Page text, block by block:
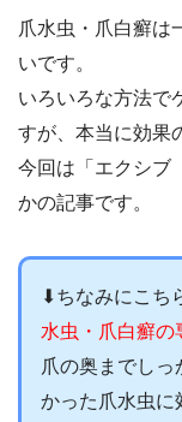
爪水虫・爪白癬は
いです。
いろいろな方法で
すが、本当に効果
今回は「エクシブ
かの記事です。
⬇︎ちなみにこち
水虫・爪白癬の
爪の奥までし
かった爪水虫に